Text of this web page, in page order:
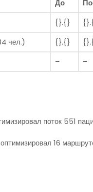
До
{}.{}
чел.)
{}.{}
– –
поток 551
16